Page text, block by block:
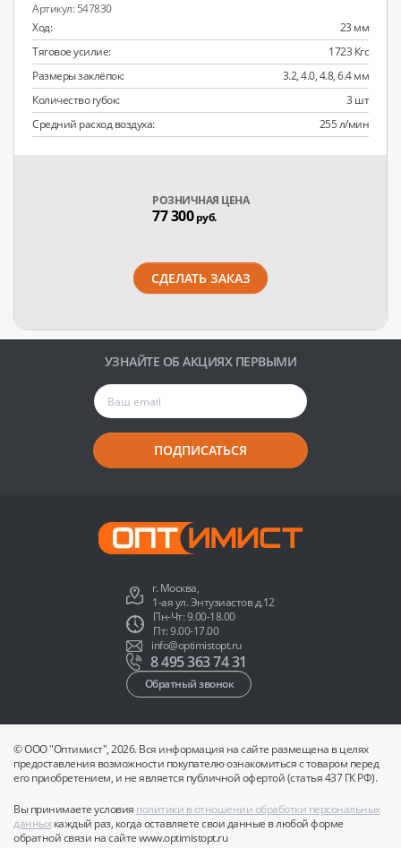
547830
Ход:
23 мм
Тяговое усилие:
1723 Кгс
Размеры заклёпок:
3.2, 4.0, 4.8, 6.4 мм
Количество губок:
3 шт
Средний расход воздуха:
255 л/мин
РОЗНИЧНАЯ ЦЕНА
77 300руб.
СДЕЛАТЬ ЗАКАЗ
УЗНАЙТЕ ОБ АКЦИЯХ ПЕРВЫМИ
ПОДПИСАТЬСЯ
г. Москва,
1-ая ул. Энтузиастов д.12
Пн-Чт: 9.00-18.00
Пт: 9.00-17.00
info@optimistopt.ru
8 495 363 74 31
Обратный звонок
© ООО "Оптимист", 2026. Вся информация на сайте размещена в целях
предоставления возможности покупателю ознакомиться с товаром перед
его приобретением, и не является публичной офертой (статья 437 ГК РФ).
Вы принимаете условия политики в отношении обработки персональных
данныхкаждый раз, когда оставляете свои данные в любой форме
обратной связи на сайте www.optimistopt.ru